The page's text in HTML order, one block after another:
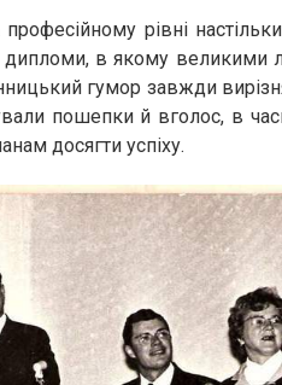
професійному рівні
в якому великими
гумор завжди
пошепки й вголос, в
досягти успіху.